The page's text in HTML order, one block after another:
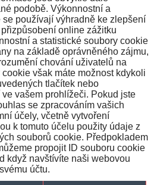
podobě. Výkonnostní a
používají výhradně ke zlepšení
online zážitku
a statistické soubory cookie
na základě oprávněného zájmu,
chování uživatelů na
však máte možnost kdykoli
tlačítek nebo
vašem prohlížeči. Pokud jste
se zpracováním vašich
účely, včetně vytvoření
k tomuto účelu použity údaje z
souborů cookie. Předpokladem
propojit ID souboru cookie
když navštívíte naši webovou
účtu.